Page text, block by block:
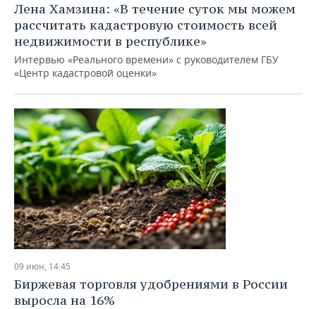
Лена Хамзина: «В течение суток мы можем
рассчитать кадастровую стоимость всей
недвижимости в республике»
Интервью «Реального времени» с руководителем ГБУ
«Центр кадастровой оценки»
09 июн, 14:45
Биржевая торговля удобрениями в России
выросла на 16%